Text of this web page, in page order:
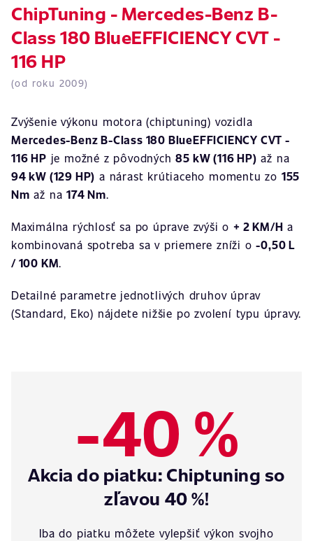
ChipTuning - Mercedes-Benz B-
Class 180 BlueEFFICIENCY CVT -
116 HP
(od roku 2009)
Zvýšenie výkonu motora (chiptuning) vozidla
Mercedes-Benz B-Class 180 BlueEFFICIENCY CVT -
116 HP je možné z pôvodných85 kW (116 HP) až na
94 kW (129 HP) a nárast krútiaceho momentu zo 155
Nm až na174 Nm.
Maximálna rýchlosť sa po úprave zvýši o + 2 KM/H a
kombinovaná spotreba sa v priemere zníži o-0,50 L
/ 100 KM.
Detailné parametre jednotlivých druhov úprav
(Standard, Eko) nájdete nižšie po zvolení typu úpravy.
-40 %
Akcia do piatku: Chiptuning so
zľavou 40 %!
Iba do piatku môžete vylepšiť výkon svojho